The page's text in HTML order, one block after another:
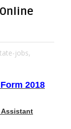
jobs,
2018
Assistant